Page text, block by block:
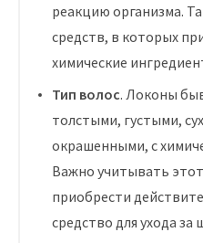
реакцию организма.
средств, в которых
химические
Тип волос. Локоны
толстыми, густыми,
окрашенными, с
Важно учитывать
приобрести
средство для ухода